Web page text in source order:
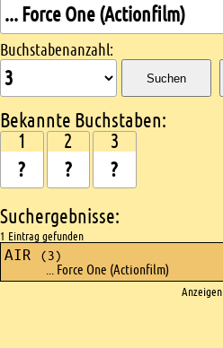
Buchstabenanzahl:
Suchen
Bekannte Buchstaben:
1 2 3
Suchergebnisse:
1 Eintrag gefunden
AIR (3)
... Force One (Actionfilm)
Anzeigen